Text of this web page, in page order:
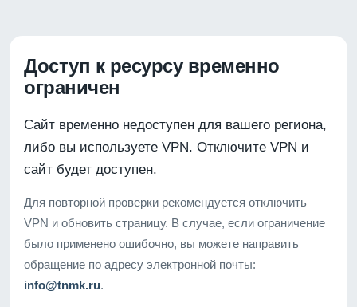
Доступ к ресурсу временно
ограничен
Сайт временно недоступен для вашего региона,
либо вы используете VPN. Отключите VPN и
сайт будет доступен.
Для повторной проверки рекомендуется отключить
VPN и обновить страницу. В случае, если ограничение
было применено ошибочно, вы можете направить
обращение по адресу электронной почты:
info@tnmk.ru.